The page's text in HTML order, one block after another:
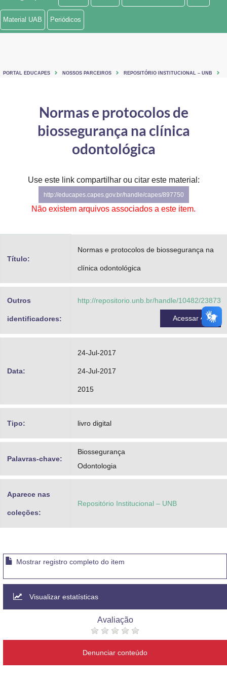
Ministério de Minas e Energia
Controladoria-Geral da União
Ministério da Mulher, da Família e dos Direitos Humanos
Secretaria de Governo
Gabinete de Segurança Institucional
Banco Central do Brasil
Material UAB Periódicos
PORTAL EDUCAPES NOSSOS PARCEIROS REPOSITÓRIO INSTITUCIONAL – UNB
Normas e protocolos de
biossegurança na clínica
odontológica
Use este link compartilhar ou citar este material:
http://educapes.capes.gov.br/handle/capes/897750
Não existem arquivos associados a este item.
Título:
Normas e protocolos de biossegurança na
clínica odontológica
Outros
identificadores:
http://repositorio.unb.br/handle/10482/23873
Acessar
Data:
24-Jul-2017
24-Jul-2017
2015
Tipo: livro digital
Palavras-chave:
Biossegurança
Odontologia
Aparece nas
coleções:
Repositório Institucional – UNB
Mostrar registro completo do item
Visualizar estatísticas
Avaliação
Denunciar conteúdo